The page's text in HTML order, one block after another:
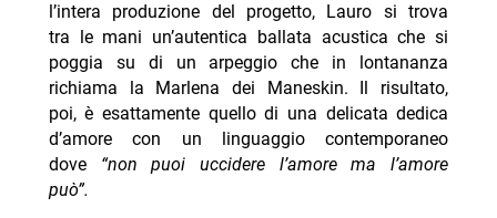
l’intera produzione del progetto, Lauro si trova
tra le mani un’autentica ballata acustica che si
poggia su di un arpeggio che in lontananza
richiama la Marlena dei Maneskin. Il risultato,
poi, è esattamente quello di una delicata dedica
d’amore con un linguaggio contemporaneo
dove “non puoi uccidere l’amore ma l’amore
può”.